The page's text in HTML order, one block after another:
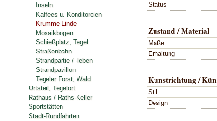
Status
Zustand / Material
Maße
Erhaltung
Kunstrichtung /
Stil
Design
Inseln
Kaffees u. Konditoreien
Krumme Linde
Mosaikbogen
Schießplatz, Tegel
Straßenbahn
Strandpartie / -leben
Strandpavillon
Tegeler Forst, Wald
Ortsteil, Tegelort
Rathaus / Raths-Keller
Sportstätten
Stadt-Rundfahrten